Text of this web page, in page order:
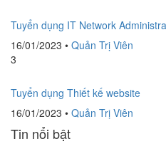
Tuyển dụng IT Network
16/01/2023 • Quản Trị Viên
3
Tuyển dụng Thiết kế website
16/01/2023 • Quản Trị Viên
Tin nổi bật